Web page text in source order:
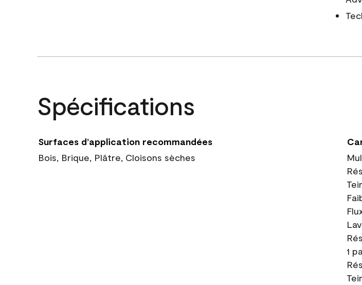
Spécifications
Surfaces d’application recommandées
Bois, Brique, Plâtre, Cloisons sèches
1